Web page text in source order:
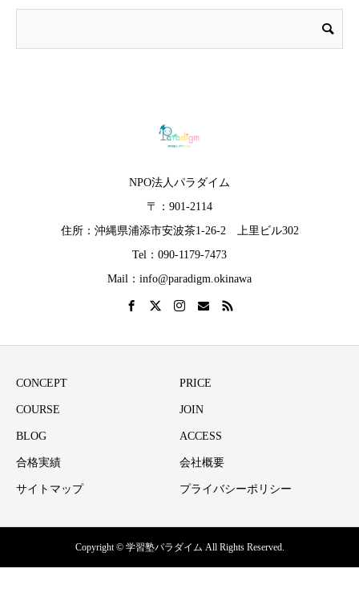
NPO法人パラダイム
〒：901-2114
住所：沖縄県浦添市安波茶1-26-2 上里ビル302
Tel：090-1179-7473
Mail：info@paradigm.okinawa
CONCEPT PRICE
COURSE JOIN
BLOG ACCESS
合格実績 会社概要
サイトマップ プライバシーポリシー
Copyright © 学習塾パラダイム All Rights Reserved.